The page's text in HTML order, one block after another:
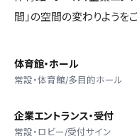
間」の空間の変わりようを
体育館・ホール
常設・体育館/多目的ホール
企業エントランス・受付
常設・ロビー/受付サイン